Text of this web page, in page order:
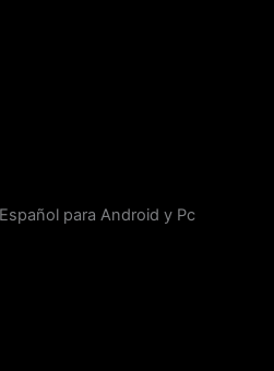
para Android y Pc